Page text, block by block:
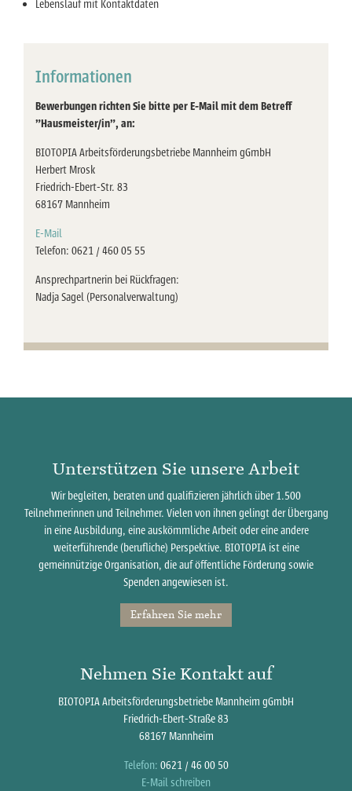
Lebenslauf mit Kontaktdaten
Informationen
Bewerbungen richten Sie bitte per E-Mail mit dem Betreff
"Hausmeister/in", an:
BIOTOPIA Arbeitsförderungsbetriebe Mannheim gGmbH
Herbert Mrosk
Friedrich-Ebert-Str. 83
68167 Mannheim
E-Mail
Telefon: 0621 / 460 05 55
Ansprechpartnerin bei Rückfragen:
Nadja Sagel (Personalverwaltung)
Unterstützen Sie unsere Arbeit
Wir begleiten, beraten und qualifizieren jährlich über 1.500
Teilnehmerinnen und Teilnehmer. Vielen von ihnen gelingt der Übergang
in eine Ausbildung, eine auskömmliche Arbeit oder eine andere
weiterführende (berufliche) Perspektive. BIOTOPIA ist eine
gemeinnützige Organisation, die auf öffentliche Förderung sowie
Spenden angewiesen ist.
Erfahren Sie mehr
Nehmen Sie Kontakt auf
BIOTOPIA Arbeitsförderungsbetriebe Mannheim gGmbH
Friedrich-Ebert-Straße 83
68167 Mannheim
Telefon: 0621 / 46 00 50
E-Mail schreiben